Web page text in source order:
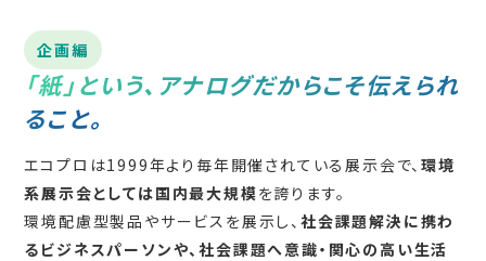
企画編
「紙」という、アナログだからこそ伝えられ
ること。
エコプロは1999年より毎年開催されている展示会で、環境
系展示会としては国内最大規模を誇ります。
環境配慮型製品やサービスを展示し、社会課題解決に携わ
るビジネスパーソンや、社会課題へ意識・関心の高い生活